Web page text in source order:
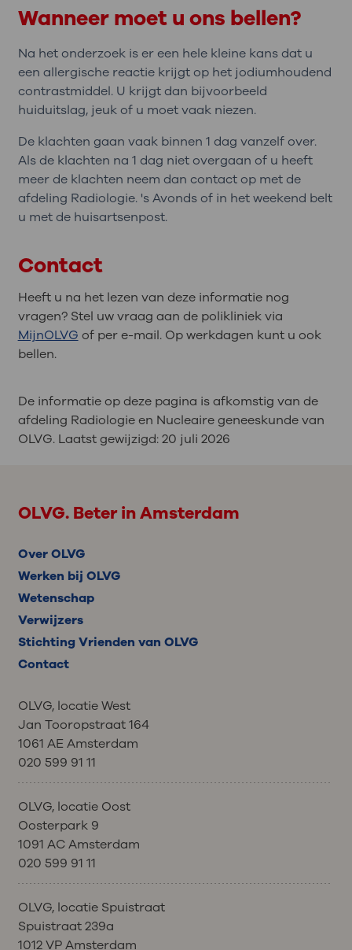
De CT-scanner maakt met de foto’s een
3D-foto van het lichaam. 3D betekent dat
er diepte op te zien is. Hierdoor is
duidelijker te zien hoe het lichaam en de
organen eruit zien. Dit komt omdat bij een
CT-scan de röntgenstralen van alle
kanten komen. Bij een gewone
röntgenfoto komen de röntgenstralen
van 1 kant.
Een CT-scan maken duurt iets langer dan
een röntgenfoto maken. Ook wordt meer
röntgenfoto.
Bij een CT-scan wordt meer
röntgenstraling gebruikt dan bij een
röntgenfoto. Daarom laten artsen alleen
een CT-scan maken als het nodig is. Er
wordt zo weinig mogelijk straling gebruikt.
U hoeft tijdens de CT-scan geen
bescherming te dragen (zoals een
loodschort). Ook niet als u vaker een CT-
scan krijgt. Als u bescherming draagt,
kunnen er geen goede beelden van uw
lichaam gemaakt worden.
Bijvoorbeeld als de artsen willen weten
de kans op schade een klein beetje groter.
Uw arts kan dit met u bespreken. Samen
kunt u beslissen wat u gaat doen.
onderzoeken is de kans een klein beetje
groter dat de straling schade veroorzaakt
bij uw ongeboren baby. Soms is het beter
Wanneer moet u ons bellen?
Na het onderzoek is er een hele kleine kans dat u
een allergische reactie krijgt op het jodiumhoudend
contrastmiddel. U krijgt dan bijvoorbeeld
huiduitslag, jeuk of u moet vaak niezen.
De klachten gaan vaak binnen 1 dag vanzelf over.
Als de klachten na 1 dag niet overgaan of u heeft
meer de klachten neem dan contact op met de
afdeling Radiologie. 's Avonds of in het weekend belt
u met de huisartsenpost.
Contact
Heeft u na het lezen van deze informatie nog
vragen? Stel uw vraag aan de polikliniek via
MijnOLVG of per e-mail. Op werkdagen kunt u ook
bellen.
De informatie op deze pagina is afkomstig van de
afdeling Radiologie en Nucleaire geneeskunde van
OLVG. Laatst gewijzigd:20 juli 2026
OLVG. Beter in Amsterdam
Over OLVG
Werken bij OLVG
Wetenschap
Verwijzers
Stichting Vrienden van OLVG
Contact
OLVG, locatie West
Jan Tooropstraat 164
1061 AE Amsterdam
020 599 91 11
OLVG, locatie Oost
Oosterpark 9
1091 AC Amsterdam
020 599 91 11
OLVG, locatie Spuistraat
Spuistraat 239a
1012 VP Amsterdam